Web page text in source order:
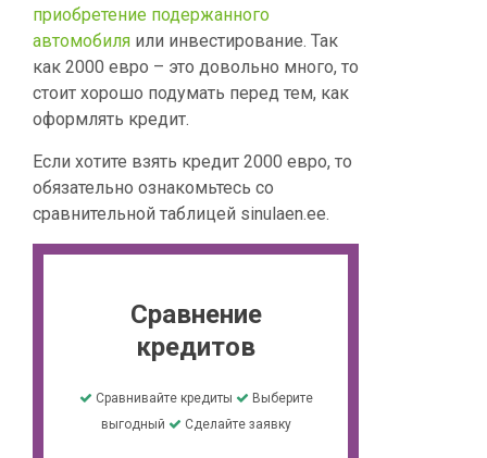
приобретение подержанного
автомобиля или инвестирование. Так
как 2000 евро – это довольно много, то
стоит хорошо подумать перед тем, как
оформлять кредит.
Если хотите взять кредит 2000 евро, то
обязательно ознакомьтесь со
сравнительной таблицей sinulaen.ee.
Сравнение
кредитов
Сравнивайте кредиты
Выберите
выгодный
Сделайте заявку